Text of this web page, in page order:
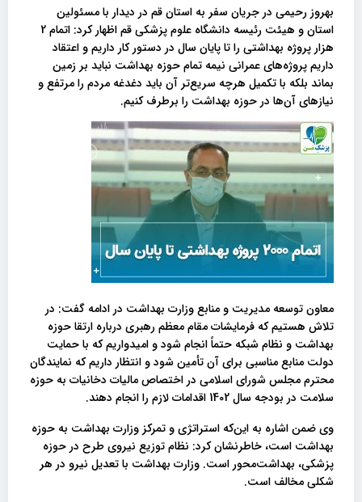
بهروز رحیمی در جریان سفر به استان قم در دیدار با مسئولین
استان و هیئت ‌رئیسه دانشگاه علوم پزشکی قم اظهار کرد: اتمام 2
هزار پروژه بهداشتی را تا پایان سال در دستور کار داریم و اعتقاد
داریم پروژه‌های عمرانی نیمه‌ تمام حوزه بهداشت نباید بر زمین
بماند بلکه با تکمیل هرچه سریع‌تر آن باید دغدغه مردم را مرتفع و
نیازهای آن‌ها در حوزه بهداشت را برطرف کنیم.
معاون توسعه مدیریت و منابع وزارت بهداشت در ادامه گفت: در
تلاش هستیم که فرمایشات مقام معظم رهبری درباره ارتقا حوزه
بهداشت و نظام شبکه حتماً انجام‌ شود و امیدواریم که با حمایت
دولت منابع مناسبی برای آن تأمین شود و انتظار داریم که نمایندگان
محترم مجلس شورای اسلامی در اختصاص مالیات دخانیات به حوزه
سلامت در بودجه سال 1402 اقدامات لازم را انجام دهند.
وی ضمن اشاره به این‌که استراتژی و تمرکز وزارت بهداشت به حوزه
بهداشت است، خاطرنشان کرد: نظام توزیع نیروی طرح در حوزه
پزشکی، بهداشت‌محور است. وزارت بهداشت با تعدیل نیرو در هر
شکلی مخالف است.